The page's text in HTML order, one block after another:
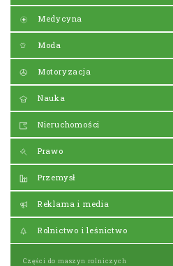
Medycyna
Moda
Motoryzacja
Nauka
Nieruchomości
Prawo
Przemysł
Reklama i media
Rolnictwo i leśnictwo
Części do maszyn rolniczych